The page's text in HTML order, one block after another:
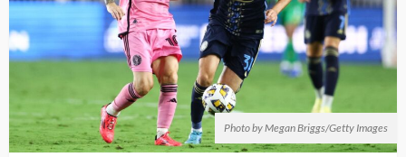
Photo by Megan Briggs/Getty Images